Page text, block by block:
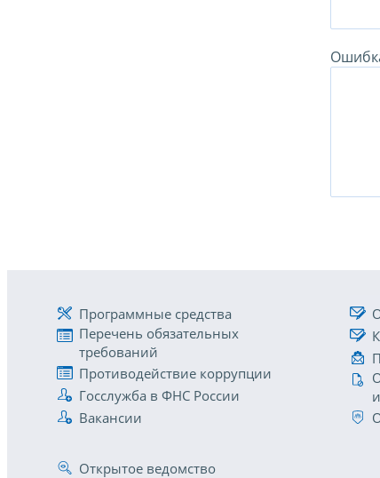
Программные средства
Перечень обязательных
требований
Противодействие коррупции
Госслужба в ФНС России
Вакансии
Открытое ведомство